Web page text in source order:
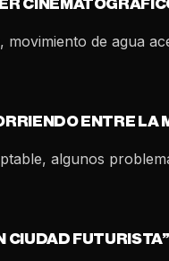
movimiento de agua
ENTRE LA
algunos
CIUDAD FUTURISTA”